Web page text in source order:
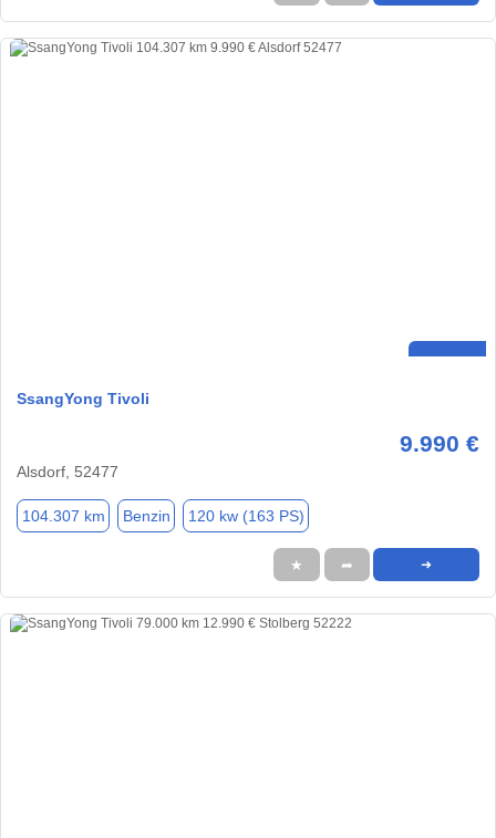
SsangYong Tivoli
9.990 €
Alsdorf, 52477
104.307 km Benzin 120 kw (163 PS)
★ ➦ ➜